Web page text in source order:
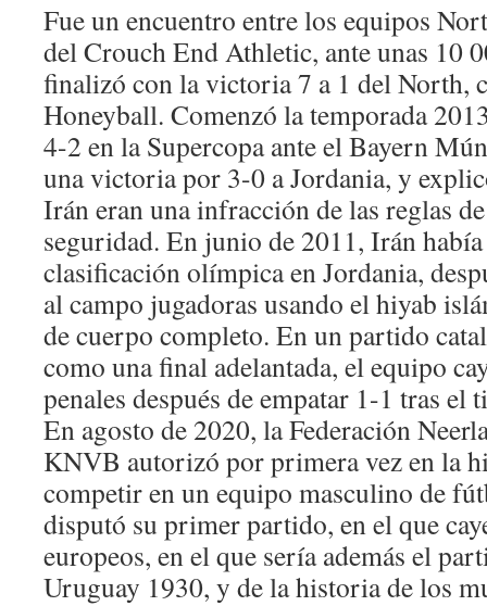
Fue un encuentro entre los equipos
del Crouch End Athletic, ante unas 10
finalizó con la victoria 7 a 1 del North,
Honeyball. Comenzó la temporada
4-2 en la Supercopa ante el Bayern
una victoria por 3-0 a Jordania, y
Irán eran una infracción de las reglas
seguridad. En junio de 2011, Irán
clasificación olímpica en Jordania,
al campo jugadoras usando el hiyab
de cuerpo completo. En un partido
como una final adelantada, el equipo
penales después de empatar 1-1 tras
En agosto de 2020, la Federación
KNVB autorizó por primera vez en la
competir en un equipo masculino de
disputó su primer partido, en el que
europeos, en el que sería además el
Uruguay 1930, y de la historia de los